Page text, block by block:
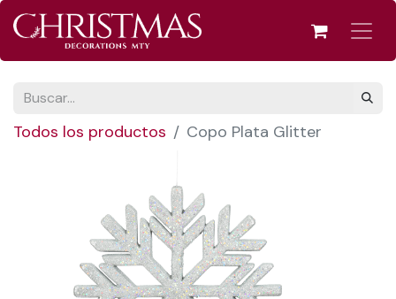
Todos los productos Copo Plata Glitter